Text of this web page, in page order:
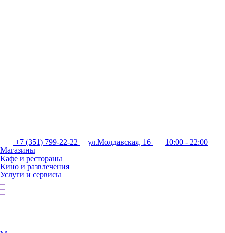
+7 (351) 799-22-22 ул.Молдавская, 16
10:00 - 22:00
Магазины
Кафе и рестораны
Кино и развлечения
Услуги и сервисы